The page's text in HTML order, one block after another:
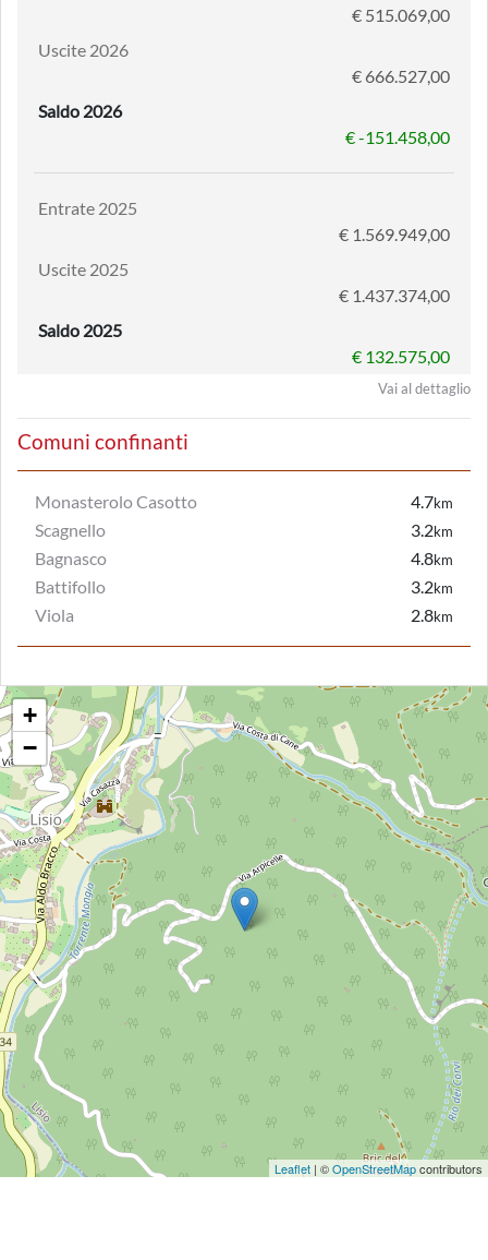
€ 515.069,00
Uscite 2026
€ 666.527,00
Saldo 2026
€ -151.458,00
Entrate 2025
€ 1.569.949,00
Uscite 2025
€ 1.437.374,00
Saldo 2025
€ 132.575,00
Vai al dettaglio
Comuni confinanti
Monasterolo Casotto 4.7km
Scagnello 3.2km
Bagnasco 4.8km
Battifollo 3.2km
Viola 2.8km
+
−
Leaflet | ©OpenStreetMapcontributors